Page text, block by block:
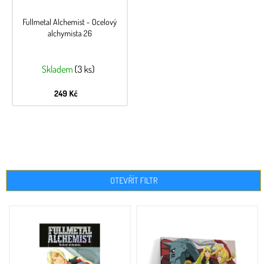
Fullmetal Alchemist - Ocelový
alchymista 26
Skladem (3 ks)
249 Kč
OTEVŘÍT FILTR